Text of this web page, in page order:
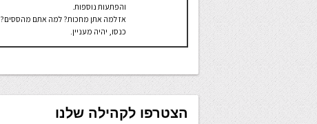
והפתעות נוספות.
אז למה אתן מחכות? למה אתם מהססים?
כנסו, יהיה מעניין.
הצטרפו לקהילה שלנו